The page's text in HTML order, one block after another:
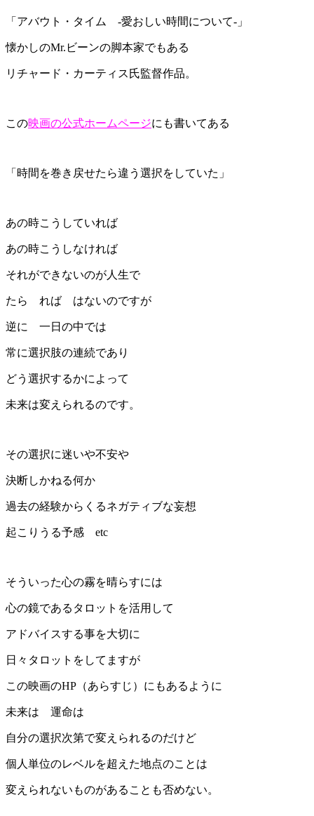
「アバウト・タイム -愛おしい時間について-」
懐かしのMr.ビーンの脚本家でもある
リチャード・カーティス氏監督作品。
この映画の公式ホームページにも書いてある
「時間を巻き戻せたら違う選択をしていた」
あの時こうしていれば
あの時こうしなければ
それができないのが人生で
たら れば はないのですが
逆に 一日の中では
常に選択肢の連続であり
どう選択するかによって
未来は変えられるのです。
その選択に迷いや不安や
決断しかねる何か
過去の経験からくるネガティブな妄想
起こりうる予感 etc
そういった心の霧を晴らすには
心の鏡であるタロットを活用して
アドバイスする事を大切に
日々タロットをしてますが
この映画のHP（あらすじ）にもあるように
未来は 運命は
自分の選択次第で変えられるのだけど
個人単位のレベルを超えた地点のことは
変えられないものがあることも否めない。